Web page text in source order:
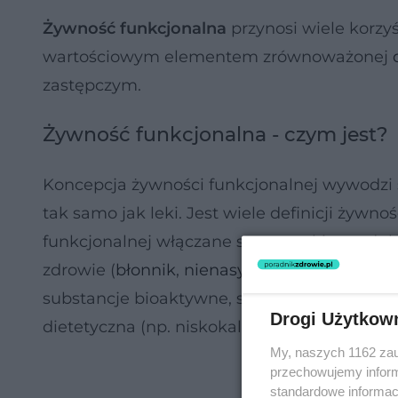
Żywność funkcjonalna przynosi wiele
wartościowym elementem zrównoważonej
zastępczym.
Żywność funkcjonalna - czym jest?
Koncepcja żywności funkcjonalnej
tak samo jak leki. Jest wiele definicji
funkcjonalnej włączane są wszystkie
zdrowie (błonnik, nienasycone kwasy
substancje bioaktywne, specjalnego
dietetyczna (np. niskokaloryczna,
Drogi
My, naszych 1162
przechowujemy
standardowe